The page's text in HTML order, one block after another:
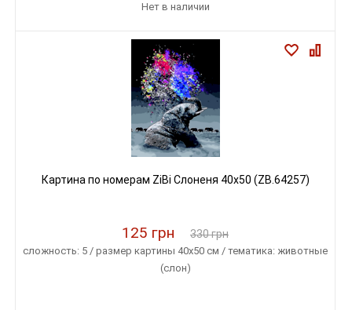
Нет в наличии
Картина по номерам ZiBi Слоненя 40x50 (ZB.64257)
125 грн 330 грн
сложность: 5 / размер картины 40х50 см / тематика: животные
(слон)